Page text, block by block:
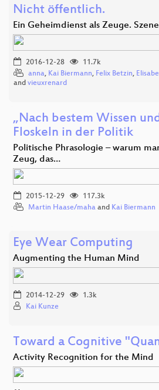
Nicht öffentlich.
Ein Geheimdienst als Zeuge.
2016-12-28
11.7k
anna, Kai Biermann, Felix Betzin,
and vieuxrenard
„Nach bestem Wissen
Floskeln in der Politik
Politische Phrasologie – warum
Zeug, das…
2015-12-29
117.3k
Martin Haase/maha and Kai Biermann
Eye Wear Computing
Augmenting the Human Mind
2014-12-29
1.3k
Kai Kunze
Toward a Cognitive
Activity Recognition for the Mind